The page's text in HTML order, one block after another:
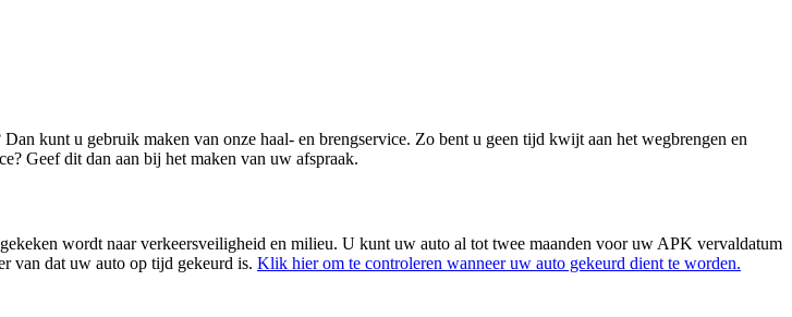
kunt u gebruik maken van onze haal- en brengservice. Zo bent u geen tijd kwijt aan het wegbrengen en
Geef dit dan aan bij het maken van uw afspraak.
wordt naar verkeersveiligheid en milieu. U kunt uw auto al tot twee maanden voor uw APK vervaldatum
van dat uw auto op tijd gekeurd is. Klik hier om te controleren wanneer uw auto gekeurd dient te worden.